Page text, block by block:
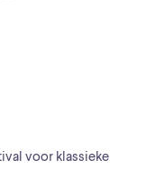
voor klassieke